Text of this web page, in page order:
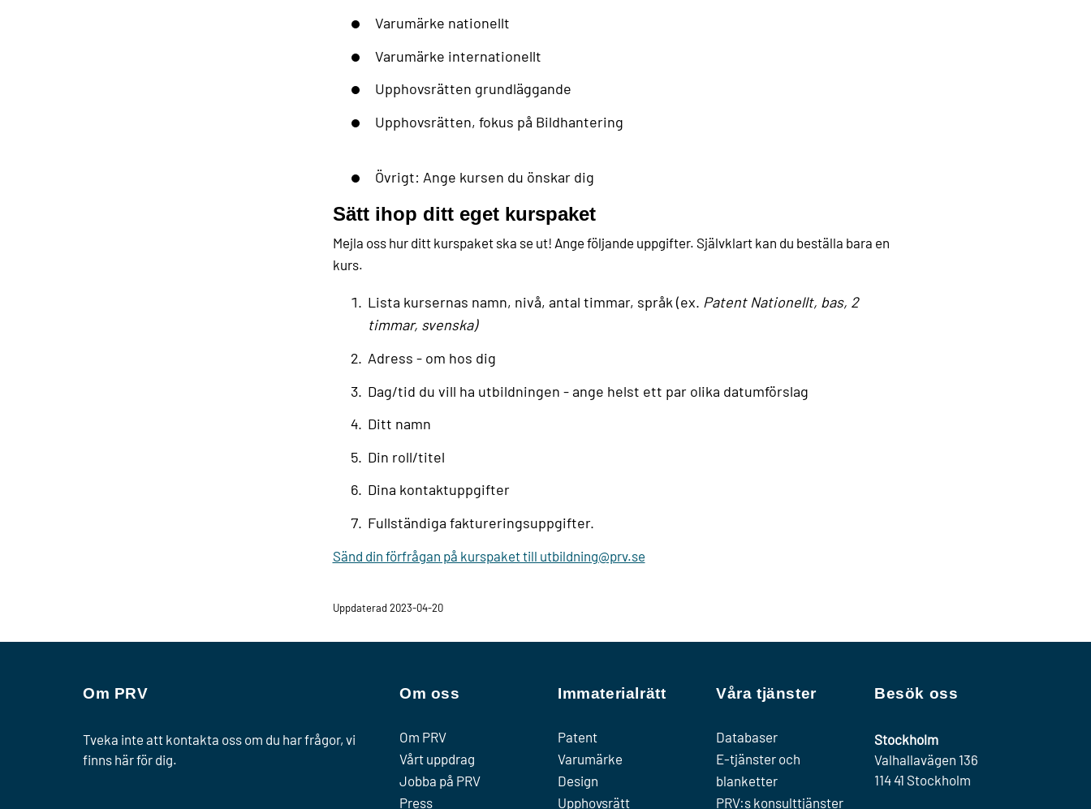
Varumärke nationellt
Varumärke internationellt
Upphovsrätten grundläggande
Upphovsrätten, fokus på Bildhantering
Övrigt: Ange kursen du önskar dig
Sätt ihop ditt eget kurspaket
Mejla oss hur ditt kurspaket ska se ut! Ange följande uppgifter. Självklart kan du beställa bara en
kurs.
Lista kursernas namn, nivå, antal timmar, språk (ex. Patent Nationellt, bas, 2
timmar, svenska)
Adress - om hos dig
Dag/tid du vill ha utbildningen - ange helst ett par olika datumförslag
Ditt namn
Din roll/titel
Dina kontaktuppgifter
Fullständiga faktureringsuppgifter.
Sänd din förfrågan på kurspaket till utbildning@prv.se
Uppdaterad 2023-04-20
Om PRV
Tveka inte att kontakta oss om du har frågor, vi
finns här för dig.
Om oss
Om PRV
Vårt uppdrag
Jobba på PRV
Press
Immaterialrätt
Patent
Varumärke
Design
Upphovsrätt
Våra tjänster
Databaser
E-tjänster och
blanketter
PRV:s konsulttjänster
Besök oss
Stockholm
Valhallavägen 136
114 41 Stockholm